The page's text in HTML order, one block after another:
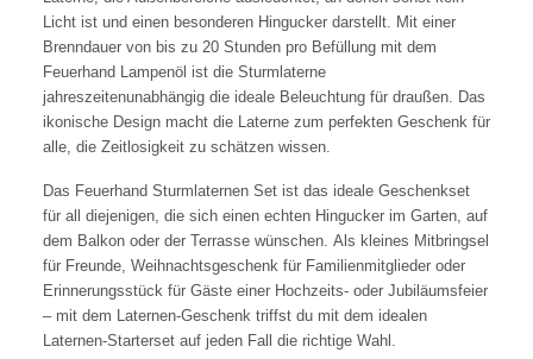
Licht ist und einen besonderen Hingucker darstellt. Mit einer
Brenndauer von bis zu 20 Stunden pro Befüllung mit dem
Feuerhand Lampenöl ist die Sturmlaterne
jahreszeitenunabhängig die ideale Beleuchtung für draußen. Das
ikonische Design macht die Laterne zum perfekten Geschenk für
alle, die Zeitlosigkeit zu schätzen wissen.
Das Feuerhand Sturmlaternen Set ist das ideale Geschenkset
für all diejenigen, die sich einen echten Hingucker im Garten, auf
dem Balkon oder der Terrasse wünschen. Als kleines Mitbringsel
für Freunde, Weihnachtsgeschenk für Familienmitglieder oder
Erinnerungsstück für Gäste einer Hochzeits- oder Jubiläumsfeier
– mit dem Laternen-Geschenk triffst du mit dem idealen
Laternen-Starterset auf jeden Fall die richtige Wahl.